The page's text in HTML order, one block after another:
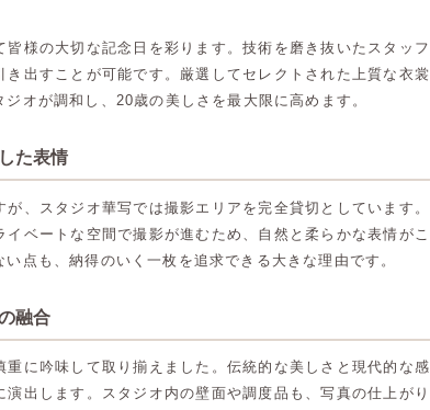
様の大切な記念日を彩ります。技術を磨き抜いたスタッフ
出すことが可能です。厳選してセレクトされた上質な衣裳
オが調和し、20歳の美しさを最大限に高めます。
た表情
、スタジオ華写では撮影エリアを完全貸切としています。
ベートな空間で撮影が進むため、自然と柔らかな表情がこ
点も、納得のいく一枚を追求できる大きな理由です。
融合
に吟味して取り揃えました。伝統的な美しさと現代的な感
出します。スタジオ内の壁面や調度品も、写真の仕上がり